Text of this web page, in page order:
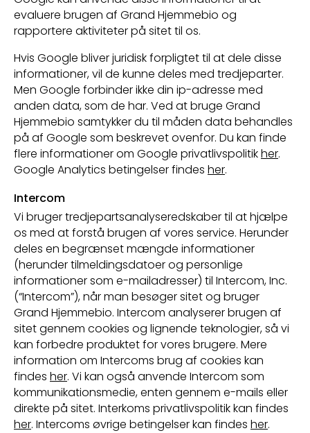
evaluere brugen af Grand Hjemmebio og
rapportere aktiviteter på sitet til os.
Hvis Google bliver juridisk forpligtet til at dele disse
informationer, vil de kunne deles med tredjeparter.
Men Google forbinder ikke din ip-adresse med
anden data, som de har. Ved at bruge Grand
Hjemmebio samtykker du til måden data behandles
på af Google som beskrevet ovenfor. Du kan finde
flere informationer om Google privatlivspolitikher.
Google Analytics betingelser findes her.
Intercom
Vi bruger tredjepartsanalyseredskaber til at hjælpe
os med at forstå brugen af vores service. Herunder
deles en begrænset mængde informationer
(herunder tilmeldingsdatoer og personlige
informationer som e-mailadresser) til Intercom, Inc.
(“Intercom”), når man besøger sitet og bruger
Grand Hjemmebio. Intercom analyserer brugen af
sitet gennem cookies og lignende teknologier, så vi
kan forbedre produktet for vores brugere. Mere
information om Intercoms brug af cookies kan
findes her. Vi kan også anvende Intercom som
kommunikationsmedie, enten gennem e-mails eller
direkte på sitet. Interkoms privatlivspolitik kan findes
her. Intercoms øvrige betingelser kan findes her.